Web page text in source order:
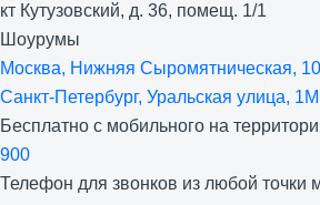
кт Кутузовский, д. 36, помещ. 1/1
Шоурумы
Москва, Нижняя Сыро­мятническая,
Санкт-Петербург, Уральская улица, 1М
Бесплатно с мобильного на
900
Телефон для звонков из любой точки